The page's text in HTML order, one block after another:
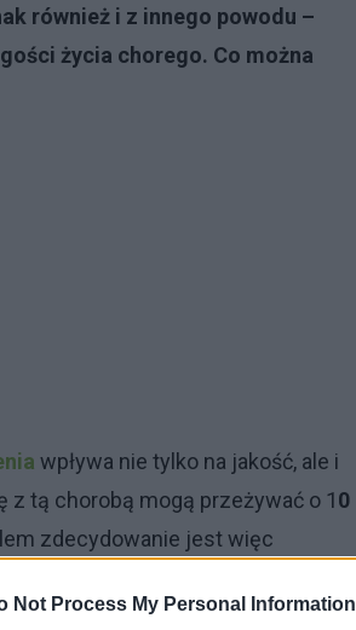
Not Process My Personal Information
również i z innego powodu –
życia chorego. Co można
wpływa nie tylko na jakość, ale i
tą chorobą mogą przeżywać o 10
zdecydowanie jest więc
należy zwrócić uwagę na to, z